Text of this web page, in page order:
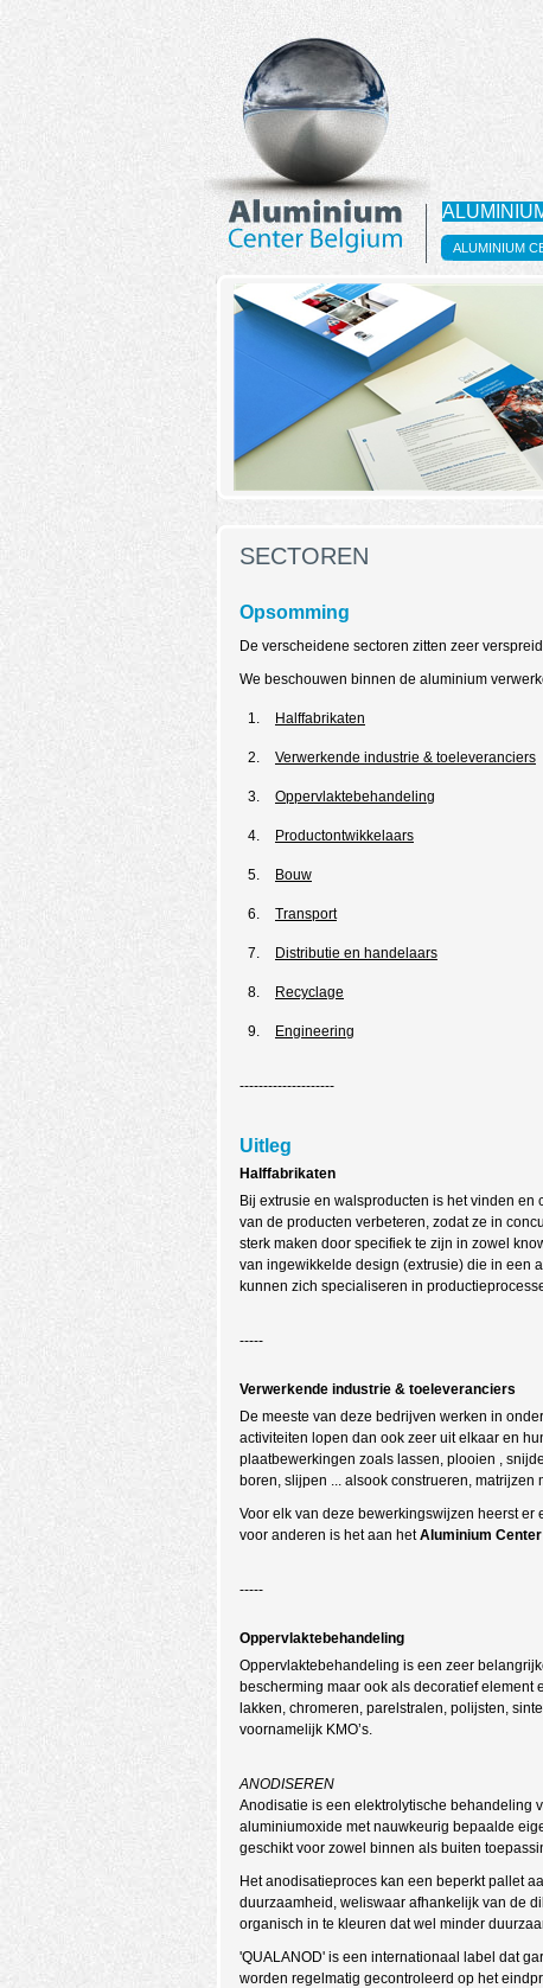
ALUMINIUM
SECTOREN
Opsomming
De verscheidene sectoren zitten zeer
We beschouwen binnen de aluminium
Halffabrikaten
Verwerkende industrie & toeleveranciers
Oppervlaktebehandeling
Productontwikkelaars
Bouw
Transport
Distributie en handelaars
Recyclage
Engineering
--------------------
Uitleg
Halffabrikaten
Bij extrusie en walsproducten is het vinden
van de producten verbeteren, zodat ze in
sterk maken door specifiek te zijn in zowel
van ingewikkelde design (extrusie) die in een
kunnen zich specialiseren in
-----
Verwerkende industrie & toeleveranciers
De meeste van deze bedrijven werken in
activiteiten lopen dan ook zeer uit elkaar en
plaatbewerkingen zoals lassen, plooien ,
boren, slijpen ... alsook construeren, matrijzen
Voor elk van deze bewerkingswijzen heerst
voor anderen is het aan hetAluminium Center
-----
Oppervlaktebehandeling
Oppervlaktebehandeling is een zeer
bescherming maar ook als decoratief
lakken, chromeren, parelstralen, polijsten,
voornamelijk KMO’s.
ANODISEREN
Anodisatie is een elektrolytische behandeling
aluminiumoxide met nauwkeurig bepaalde
geschikt voor zowel binnen als buiten
Het anodisatieproces kan een beperkt pallet
duurzaamheid, weliswaar afhankelijk van de
organisch in te kleuren dat wel minder
'QUALANOD' is een internationaal label dat
worden regelmatig gecontroleerd op het